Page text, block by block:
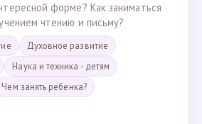
форме? Как заниматься
чтению и письму?
Духовное развитие
Наука и техника - детям
Чем занять ребенка?